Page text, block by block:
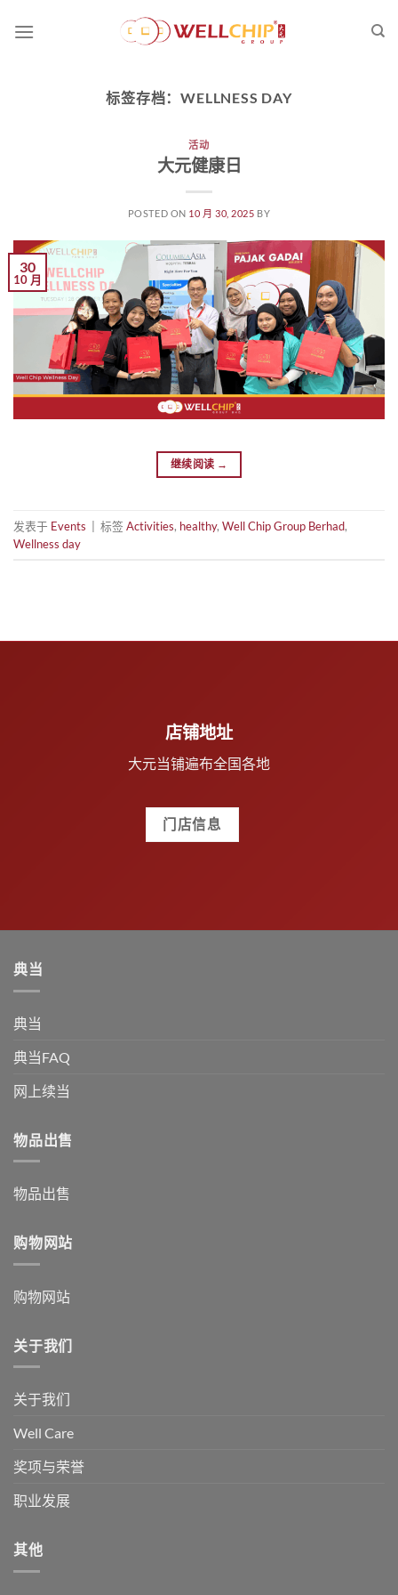
标签存档：WELLNESS DAY
活动
大元健康日
POSTED ON 10 月 30, 2025 BY
30
10 月
继续阅读 →
发表于 Events 标签 Activities, healthy, Well Chip Group Berhad,
Wellness day
店铺地址
大元当铺遍布全国各地
门店信息
典当
典当
典当FAQ
网上续当
物品出售
物品出售
购物网站
购物网站
关于我们
关于我们
Well Care
奖项与荣誉
职业发展
其他